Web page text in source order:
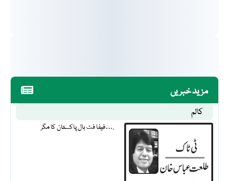
مزید خبریں
کالم
فیفا فٹ بال پاکستان کا مگر….